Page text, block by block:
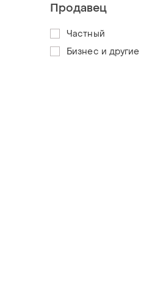
Продавец
Частный
Бизнес и другие